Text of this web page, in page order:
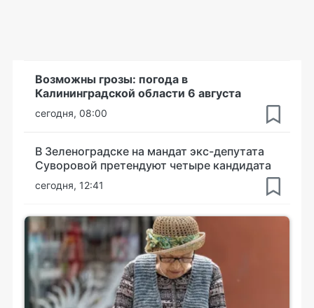
Возможны грозы: погода в
Калининградской области 6 августа
сегодня, 08:00
В Зеленоградске на мандат экс-депутата
Суворовой претендуют четыре кандидата
сегодня, 12:41